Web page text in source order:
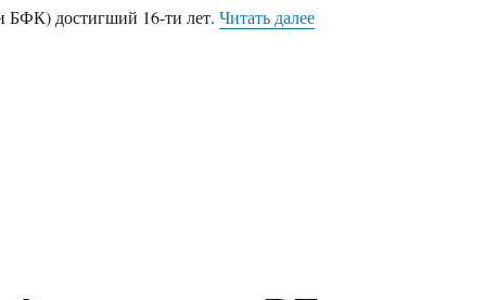
достигший 16-ти лет. Читать далее««Прощание с